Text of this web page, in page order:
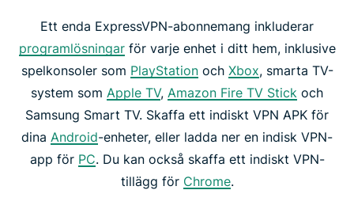
Ett enda ExpressVPN-abonnemang inkluderar
programlösningarför varje enhet i ditt hem, inklusive
spelkonsoler som PlayStationoch Xbox, smarta TV-
system som Apple TV, Amazon Fire TV Stick och
Samsung Smart TV. Skaffa ett indiskt VPN APK för
dina Android-enheter, eller ladda ner en indisk VPN-
app för PC. Du kan också skaffa ett indiskt VPN-
tillägg för Chrome.